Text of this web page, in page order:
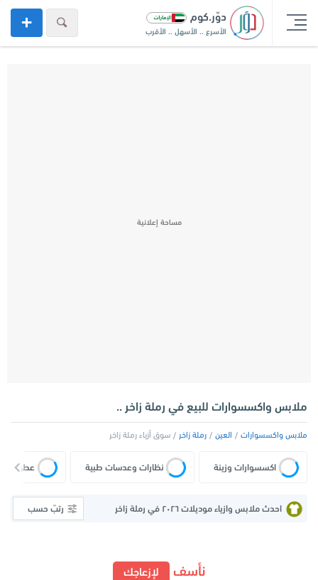
دوّر.كوم
الأسرع .. الأسهل .. الأقرب
ملابس واكسسوارات للبيع في رملة زاخر ..
ملابس واكسسوارات العين رملة زاخر سوق أزياء رملة زاخر
اكسسوارات وزينة نظارات وعدسات طبية عطور
احدث ملابس وازياء موديلات ٢٠٢٦ في رملة زاخر رتبّ حسب
نأسف لإزعاجك